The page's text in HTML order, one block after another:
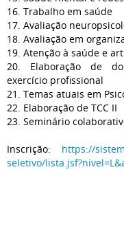
16. Trabalho em saúde
17. Avaliação
18. Avaliação em
19. Atenção à saúde e
20. Elaboração de
exercício profissional
21. Temas atuais em
22. Elaboração de TCC II
23. Seminário
Inscrição: https://
seletivo/lista.jsf?nivel=L&